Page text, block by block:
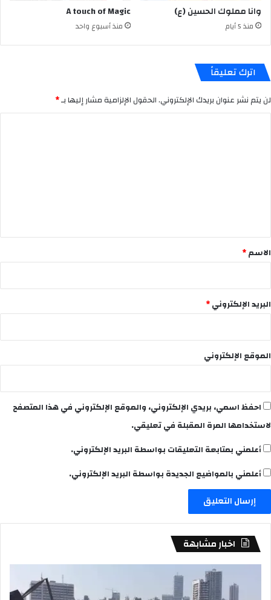
وانا مملوك الحسين (ع)
منذ 5 أيام
A touch of Magic
منذ أسبوع واحد
اترك تعليقاً
لن يتم نشر عنوان بريدك الإلكتروني.الحقول الإلزامية مشار إليها بـ*
*
الاسم*
البريد الإلكتروني*
الموقع الإلكتروني
احفظ اسمي، بريدي الإلكتروني، والموقع الإلكتروني في هذا المتصفح
لاستخدامها المرة المقبلة في تعليقي.
أعلمني بمتابعة التعليقات بواسطة البريد الإلكتروني.
أعلمني بالمواضيع الجديدة بواسطة البريد الإلكتروني.
اخبار مشابهة